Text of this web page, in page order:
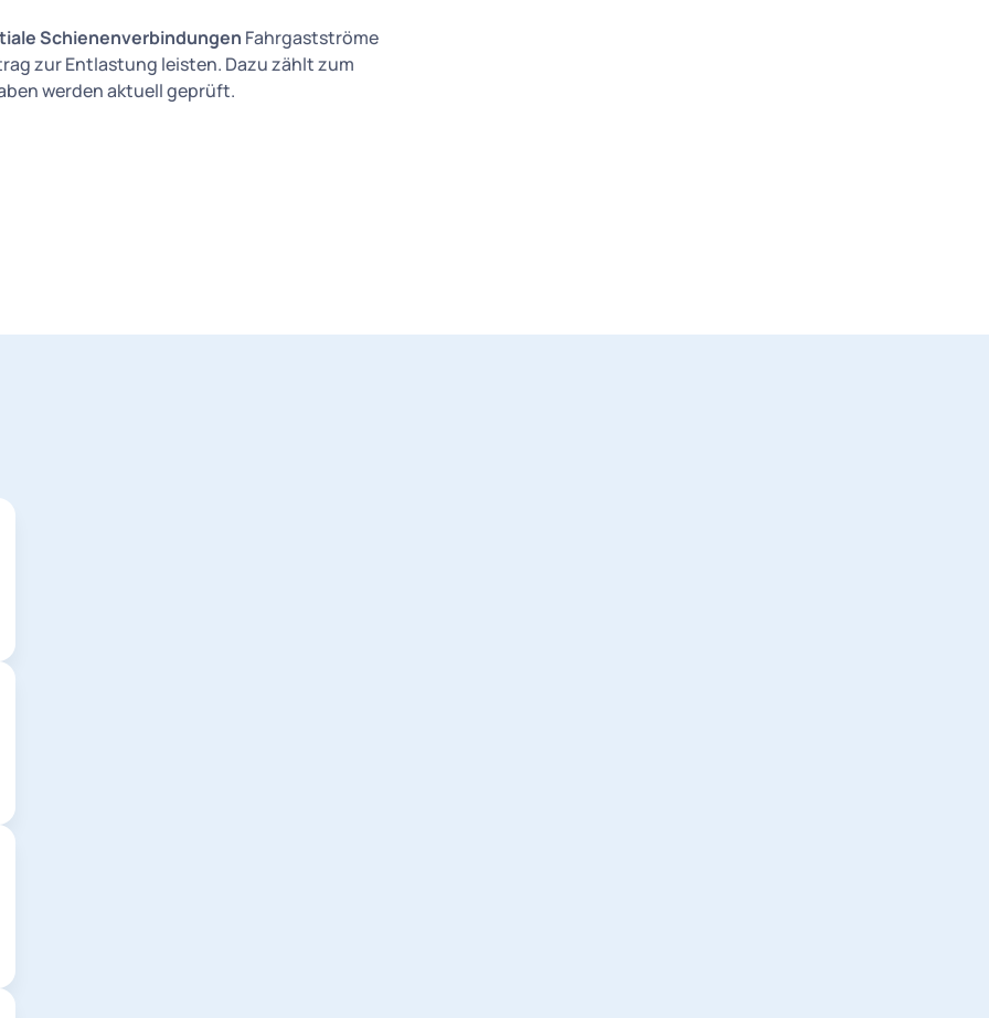
Schienenverbindungen Fahrgastströme
zur Entlastung leisten. Dazu zählt zum
werden aktuell geprüft.